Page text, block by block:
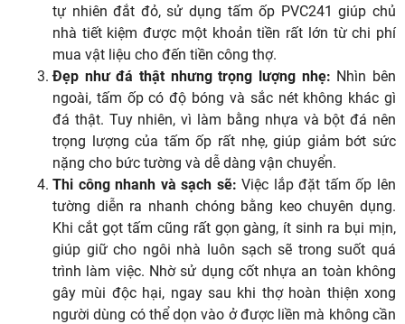
tự nhiên đắt đỏ, sử dụng tấm ốp PVC241 giúp chủ
nhà tiết kiệm được một khoản tiền rất lớn từ chi phí
mua vật liệu cho đến tiền công thợ.
Đẹp như đá thật nhưng trọng lượng nhẹ: Nhìn bên
ngoài, tấm ốp có độ bóng và sắc nét không khác gì
đá thật. Tuy nhiên, vì làm bằng nhựa và bột đá nên
trọng lượng của tấm ốp rất nhẹ, giúp giảm bớt sức
nặng cho bức tường và dễ dàng vận chuyển.
Thi công nhanh và sạch sẽ: Việc lắp đặt tấm ốp lên
tường diễn ra nhanh chóng bằng keo chuyên dụng.
Khi cắt gọt tấm cũng rất gọn gàng, ít sinh ra bụi mịn,
giúp giữ cho ngôi nhà luôn sạch sẽ trong suốt quá
trình làm việc. Nhờ sử dụng cốt nhựa an toàn không
gây mùi độc hại, ngay sau khi thợ hoàn thiện xong
người dùng có thể dọn vào ở được liền mà không cần